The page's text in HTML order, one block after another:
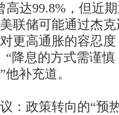
高达99.8%，但近
联储可能通过杰
更高通胀的容忍
“降息的方式需谨
补充道。
政策转向的“预